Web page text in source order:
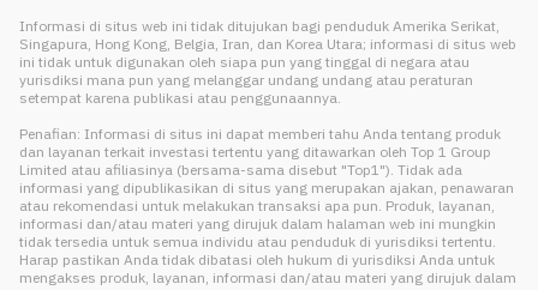
Informasi di situs web ini tidak ditujukan bagi penduduk Amerika Serikat,
Singapura, Hong Kong, Belgia, Iran, dan Korea Utara; informasi di situs web
ini tidak untuk digunakan oleh siapa pun yang tinggal di negara atau
yurisdiksi mana pun yang melanggar undang undang atau peraturan
setempat karena publikasi atau penggunaannya.
Penafian: Informasi di situs ini dapat memberi tahu Anda tentang produk
dan layanan terkait investasi tertentu yang ditawarkan oleh Top 1 Group
Limited atau afiliasinya (bersama-sama disebut "Top1"). Tidak ada
informasi yang dipublikasikan di situs yang merupakan ajakan, penawaran
atau rekomendasi untuk melakukan transaksi apa pun. Produk, layanan,
informasi dan/atau materi yang dirujuk dalam halaman web ini mungkin
tidak tersedia untuk semua individu atau penduduk di yurisdiksi tertentu.
Harap pastikan Anda tidak dibatasi oleh hukum di yurisdiksi Anda untuk
mengakses produk, layanan, informasi dan/atau materi yang dirujuk dalam